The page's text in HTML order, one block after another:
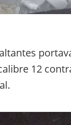
12